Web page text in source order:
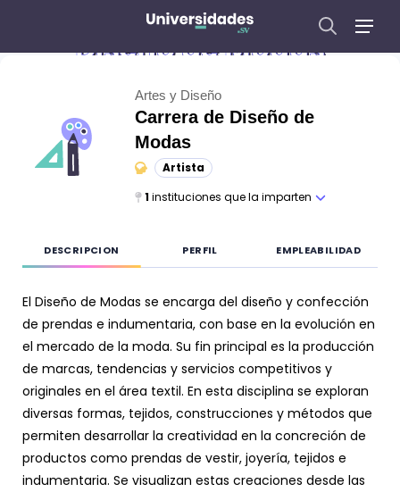
Diseño de Modas
Artes y Diseño
Carrera de Diseño de
Modas
Artista
1 instituciones que la imparten
DESCRIPCION PERFIL EMPLEABILIDAD
El Diseño de Modas se encarga del diseño y confección
de prendas e indumentaria, con base en la evolución en
el mercado de la moda. Su fin principal es la producción
de marcas, tendencias y servicios competitivos y
originales en el área textil. En esta disciplina se exploran
diversas formas, tejidos, construcciones y métodos que
permiten desarrollar la creatividad en la concreción de
productos como prendas de vestir, joyería, tejidos e
indumentaria. Se visualizan estas creaciones desde las